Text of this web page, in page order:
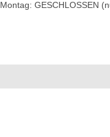
Montag: GESCHLOSSEN